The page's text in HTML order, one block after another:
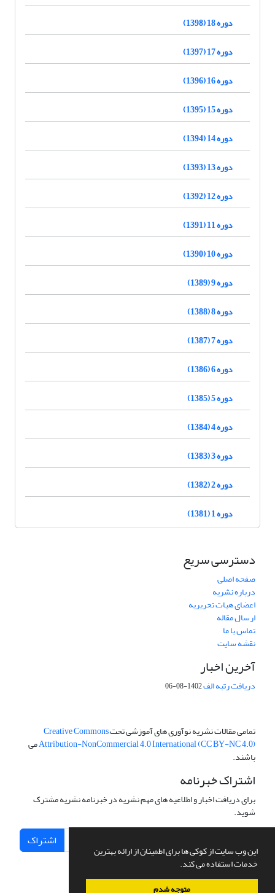
این وب سایت از کوکی ها برای اطمینان از ارائه بهترین
خدمات استفاده می کند.
متوجه شدم
دوره 18 (1398)
دوره 17 (1397)
دوره 16 (1396)
دوره 15 (1395)
دوره 14 (1394)
دوره 13 (1393)
دوره 12 (1392)
دوره 11 (1391)
دوره 10 (1390)
دوره 9 (1389)
دوره 8 (1388)
دوره 7 (1387)
دوره 6 (1386)
دوره 5 (1385)
دوره 4 (1384)
دوره 3 (1383)
دوره 2 (1382)
دوره 1 (1381)
دسترسی سریع
صفحه اصلی
درباره نشریه
اعضای هیات تحریریه
ارسال مقاله
تماس با ما
نقشه سایت
آخرین اخبار
دریافت رتبه الف1402-08-06
تمامی مقالات نشریه نوآوری های آموزشی تحتCreative Commons
Attribution-NonCommercial 4.0 International (CC BY-NC 4.0)می
باشند.
اشتراک خبرنامه
برای دریافت اخبار و اطلاعیه های مهم نشریه در خبرنامه نشریه مشترک
شوید.
اشتراک